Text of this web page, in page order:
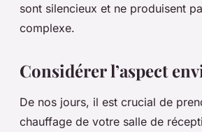
sont silencieux et ne produisent
complexe.
Considérer l’aspect
De nos jours, il est crucial de
chauffage de votre salle de